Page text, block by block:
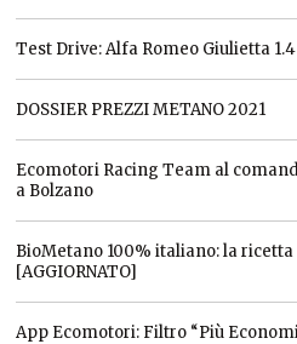
Test Drive: Alfa Romeo Giulietta
DOSSIER PREZZI METANO 2021
Ecomotori Racing Team al
a Bolzano
BioMetano 100% italiano: la
[AGGIORNATO]
App Ecomotori: Filtro “Più